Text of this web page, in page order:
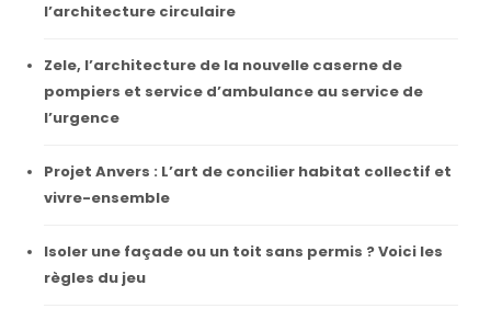
l’architecture circulaire
Zele, l’architecture de la nouvelle caserne de
pompiers et service d’ambulance au service de
l’urgence
Projet Anvers : L’art de concilier habitat collectif et
vivre-ensemble
Isoler une façade ou un toit sans permis ? Voici les
règles du jeu